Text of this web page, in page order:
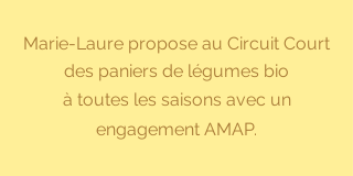
Marie-Laure propose au Circuit Court
des paniers de légumes bio
à toutes les saisons avec un
engagement AMAP.